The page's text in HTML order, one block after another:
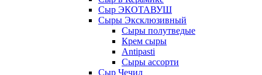
Сыр ЭКОТАВУШ
Сыры Эксклюзивный
Сыры полутведые
Крем сыры
Antipasti
Сыры ассорти
Сыр Чечил